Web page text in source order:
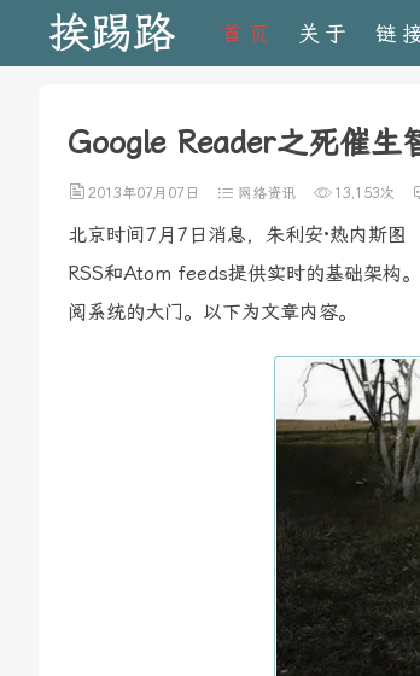
挨踢路 首页 关于 链
Google Reader之死催生
2013年07月07日 网络资讯 13,153次
北京时间7月7日消息，朱利安·热内斯
RSS和Atom feeds提供实时的基础架构
阅系统的大门。以下为文章内容。